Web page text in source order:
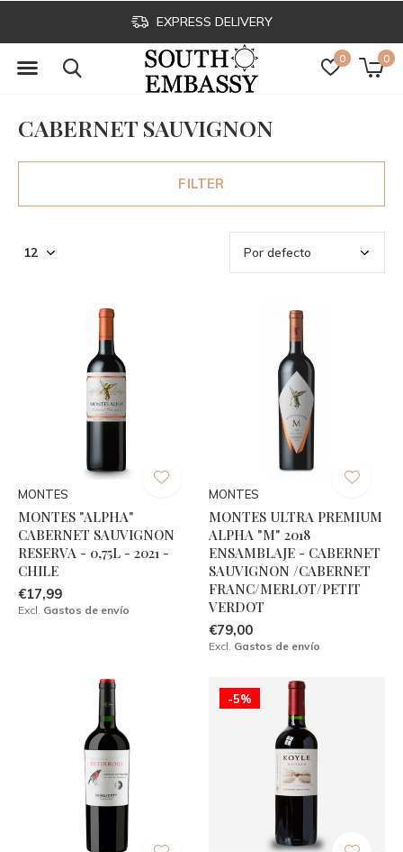
0 0
EXPRESS DELIVERY
CABERNET SAUVIGNON
FILTER
MONTES
MONTES "ALPHA"
CABERNET SAUVIGNON
RESERVA - 0,75L - 2021 -
CHILE
€17,99
Excl. Gastos de envío
MONTES
MONTES ULTRA PREMIUM
ALPHA "M" 2018
ENSAMBLAJE - CABERNET
SAUVIGNON /CABERNET
FRANC/MERLOT/PETIT
VERDOT
€79,00
Excl. Gastos de envío
-5%